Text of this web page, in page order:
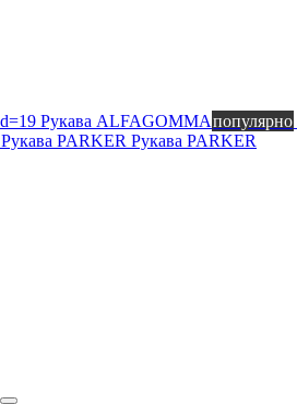
Рукава ALFAGOMMAпопулярно
Рукава PARKER Рукава PARKER